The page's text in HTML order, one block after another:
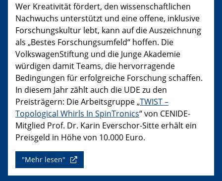
Wer Kreativität fördert, den wissenschaftlichen
Nachwuchs unterstützt und eine offene, inklusive
Forschungskultur lebt, kann auf die Auszeichnung
als „Bestes Forschungsumfeld“ hoffen. Die
VolkswagenStiftung und die Junge Akademie
würdigen damit Teams, die hervorragende
Bedingungen für erfolgreiche Forschung schaffen.
In diesem Jahr zählt auch die UDE zu den
Preisträgern: Die Arbeitsgruppe „TWIST –
Topological Whirls In SpinTronics“ von CENIDE-
Mitglied Prof. Dr. Karin Everschor-Sitte erhält ein
Preisgeld in Höhe von 10.000 Euro.
"Mehr lesen"